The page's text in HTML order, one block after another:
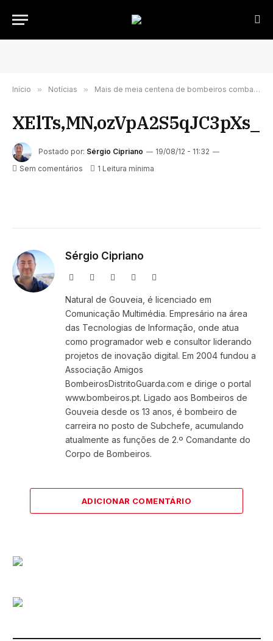
Início » Notícias » Mais de meia centena de bombeiros combatem fogo em Vila Real
XElTs,MN,ozVpA2S5qJC3pXs_
Postado por: Sérgio Cipriano
19/08/12 - 11:32
Sem comentários
1 Leitura mínima
Sérgio Cipriano
Website Facebook Instagram
Natural de Gouveia, é licenciado em
Comunicação Multimédia. Empresário na área
das Tecnologias de Informação, onde atua
como programador web e consultor liderando
projetos de inovação digital. Em 2004 fundou a
Associação Amigos
BombeirosDistritoGuarda.com e dirige o portal
www.bombeiros.pt. Ligado aos Bombeiros de
Gouveia desde os 13 anos, é bombeiro de
carreira no posto de Subchefe, acumulando
atualmente as funções de 2.º Comandante do
Corpo de Bombeiros.
ADICIONAR COMENTÁRIO